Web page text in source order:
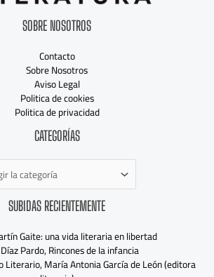
SOBRE NOSOTROS
Contacto
Sobre Nosotros
Aviso Legal
Politica de cookies
Politica de privacidad
CATEGORÍAS
SUBIDAS RECIENTEMENTE
Gaite: una vida literaria en libertad
Pardo, Rincones de la infancia
Literario, María Antonia García de León (editora